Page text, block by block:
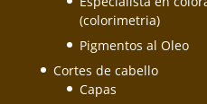
(colorimetria)
Pigmentos al Oleo
Cortes de cabello
Capas